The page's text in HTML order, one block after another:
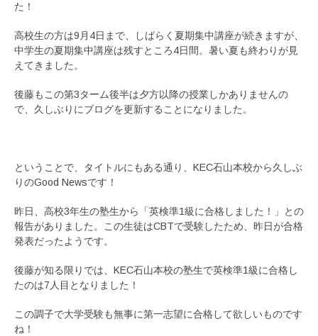
た！
高校生の方は9月4日まで、しばらく夏期集中講座が続きますが、
中学生の夏期集中講座は残すところ4日間。暑い夏も終わりが見
えてきました。
後藤もこの第3ターム後半は夕方以降の授業しかありませんの
で、久しぶりにブログを更新することになりました。
ということで、タイトルにもある通り、KEC石山本校から久しぶ
りのGood Newsです！
昨日、高校3年生の塾生から「英検準1級に合格しました！」との
報告がありました。この生徒はCBTで受験したため、昨日が合格
発表だったようです。
後藤が知る限りでは、KEC石山本校の塾生で英検準1級に合格し
たのは7人目となりました！
この調子で大学受験も無事に第一志望に合格して欲しいものです
ね！